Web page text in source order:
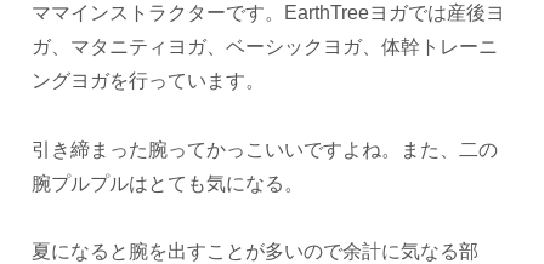
ママインストラクターです。EarthTreeヨガでは産後ヨ
ガ、マタニティヨガ、ベーシックヨガ、体幹トレーニ
ングヨガを行っています。
引き締まった腕ってかっこいいですよね。また、二の
腕プルプルはとても気になる。
夏になると腕を出すことが多いので余計に気なる部